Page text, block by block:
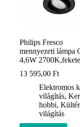
Philips Fresco
mennyezeti lámpa
4,6W 2700K,fekete
13 595,00 Ft
Elektromos
világítás,
hobbi,
világítás